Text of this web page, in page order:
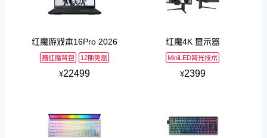
红魔游戏本16Pro 2026
赠红魔背包 12期免息
¥22499
红魔4K 显示器
MiniLED背光技术
¥2399